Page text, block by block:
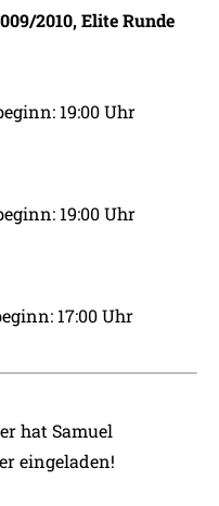
2010, Elite Runde
19:00 Uhr
19:00 Uhr
17:00 Uhr
hat Samuel
eingeladen!